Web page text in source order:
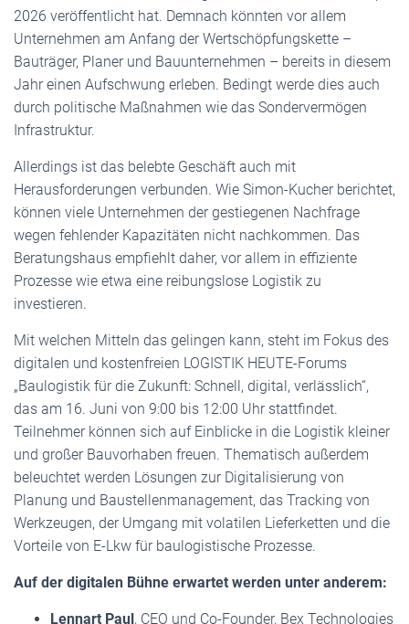
2026 veröffentlicht hat. Demnach könnten vor allem
Unternehmen am Anfang der Wertschöpfungskette –
Bauträger, Planer und Bauunternehmen – bereits in diesem
Jahr einen Aufschwung erleben. Bedingt werde dies auch
durch politische Maßnahmen wie das Sondervermögen
Infrastruktur.
Allerdings ist das belebte Geschäft auch mit
Herausforderungen verbunden. Wie Simon-Kucher berichtet,
können viele Unternehmen der gestiegenen Nachfrage
wegen fehlender Kapazitäten nicht nachkommen. Das
Beratungshaus empfiehlt daher, vor allem in effiziente
Prozesse wie etwa eine reibungslose Logistik zu
investieren.
Mit welchen Mitteln das gelingen kann, steht im Fokus des
digitalen und kostenfreien LOGISTIK HEUTE-Forums
„Baulogistik für die Zukunft: Schnell, digital, verlässlich“,
das am 16. Juni von 9:00 bis 12:00 Uhr stattfindet.
Teilnehmer können sich auf Einblicke in die Logistik kleiner
und großer Bauvorhaben freuen. Thematisch außerdem
beleuchtet werden Lösungen zur Digitalisierung von
Planung und Baustellenmanagement, das Tracking von
Werkzeugen, der Umgang mit volatilen Lieferketten und die
Vorteile von E-Lkw für baulogistische Prozesse.
Auf der digitalen Bühne erwartet werden unter anderem:
Lennart Paul, CEO und Co-Founder, Bex Technologies